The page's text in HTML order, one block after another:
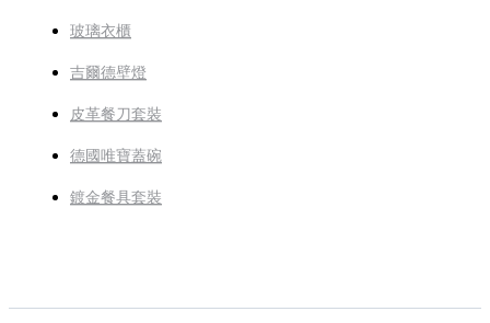
玻璃衣櫃
吉爾德壁燈
皮革餐刀套裝
德國唯寶蓋碗
鍍金餐具套裝